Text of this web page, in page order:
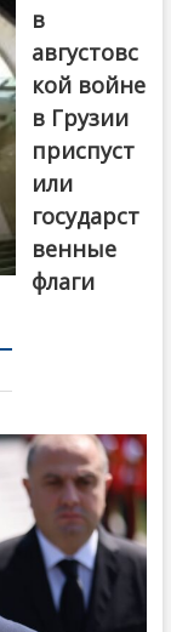
в
августовс
кой войне
в Грузии
приспуст
или
государст
венные
флаги